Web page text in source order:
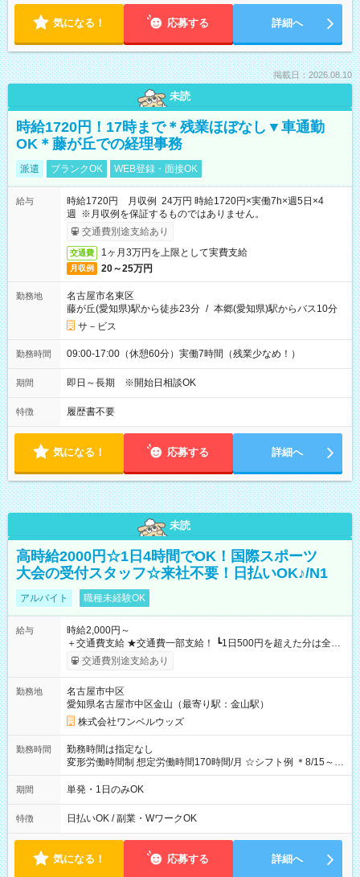
気になる！ 応募する 詳細へ
掲載日：2026.08.10
未読
時給1720円！17時まで＊残業ほぼなし▼車通勤
OK＊藤が丘での経理事務
派遣 ブランクOK WEB登録・面接OK
給与
時給1720円 月収例 24万円 時給1720円×実働7h×週5日×4
週 ※月収例を保証するものではありません。
交通費別途支給あり
交通費 1ヶ月3万円を上限として実費支給
月収例 20～25万円
勤務地
名古屋市名東区
藤が丘(愛知県)駅から徒歩23分 / 本郷(愛知県)駅からバス10分
サ－ビス
勤務時間 09:00-17:00（休憩60分）実働7時間（残業少なめ！）
期間 即日～長期 ※開始日相談OK
特徴 履歴書不要
気になる！ 応募する 詳細へ
未読
高時給2000円☆1日4時間でOK！国際スポーツ
大会の受付スタッフ☆来社不要！日払いOK♪/N1
アルバイト 職種未経験OK
給与
時給2,000円～
＋交通費支給 ★交通費一部支給！ ┗1日500円を超えた分は全額
支給！ ※往復500円以内の方は自己負担となります ★日払い
OK！（規定あり） ┗働いたその日に現金GET♪ お仕事後はコン
期間なし
交通費別途支給あり
勤務地
名古屋市中区
愛知県名古屋市中区金山（最寄り駅：金山駅）
株式会社ワンベルウッズ
勤務時間
勤務時間は指定なし
変形労働時間制 想定労働時間170時間/月 ☆シフト例 ＊8/15～
10/26 全日共通 08：00～12：00 17：00～21：00 ＊8/31
～9/19のみ下記シフトもあります！ 12：00～16：00 ＊9/6～
00
期間 単発・1日のみOK
特徴 日払いOK / 副業・WワークOK
気になる！ 応募する 詳細へ